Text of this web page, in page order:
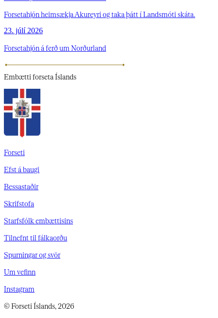
Forsetahjón heimsækja Akureyri og taka þátt í Landsmóti skáta.
23. júlí 2026
Forsetahjón á ferð um Norðurland
Embætti forseta Íslands
Forseti
Efst á baugi
Bessastaðir
Skrifstofa
Starfsfólk embættisins
Tilnefnt til fálkaorðu
Spurningar og svör
Um vefinn
Instagram
© Forseti Íslands, 2026